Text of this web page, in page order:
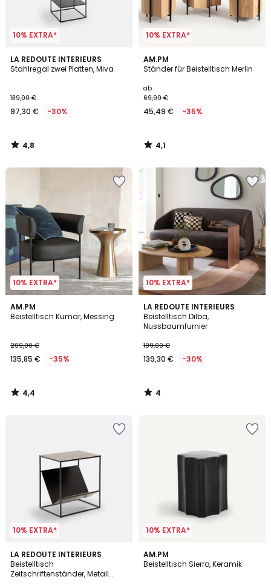
10% EXTRA*
LA REDOUTE INTERIEURS
Stahlregal zwei Platten, Miva
139,00 €
97,30 € -30%
4,8
/ 5
4,8
/
10% EXTRA*
AM.PM
Ständer für Beistelltisch Merlin
ab
69,99 €
45,49 € -35%
4,1
/ 5
4,1
/
10% EXTRA*
AM.PM
Beistelltisch Kumar, Messing
209,00 €
135,85 € -35%
4,4
/ 5
4,4
/
10% EXTRA*
LA REDOUTE INTERIEURS
Beistelltisch Dilba,
Nussbaumfurnier
199,00 €
139,30 € -30%
4
/
5
4
/
10% EXTRA*
LA REDOUTE INTERIEURS
Beistelltisch
Zeitschriftenständer, Metall
4,8
/ 5
10% EXTRA*
AM.PM
Beistelltisch Sierro, Keramik
4,8
/ 5
2
Farben